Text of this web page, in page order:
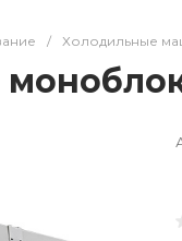
/ Холодильные